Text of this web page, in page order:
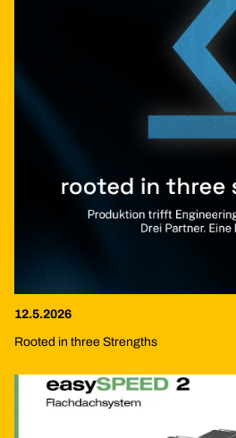
12.5.2026
Rooted in three Strengths